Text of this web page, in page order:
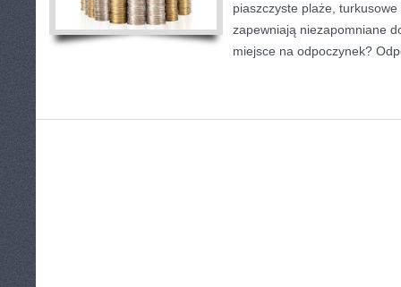
piaszczyste plaże,
zapewniają niezapomniane
miejsce na odpoczynek?